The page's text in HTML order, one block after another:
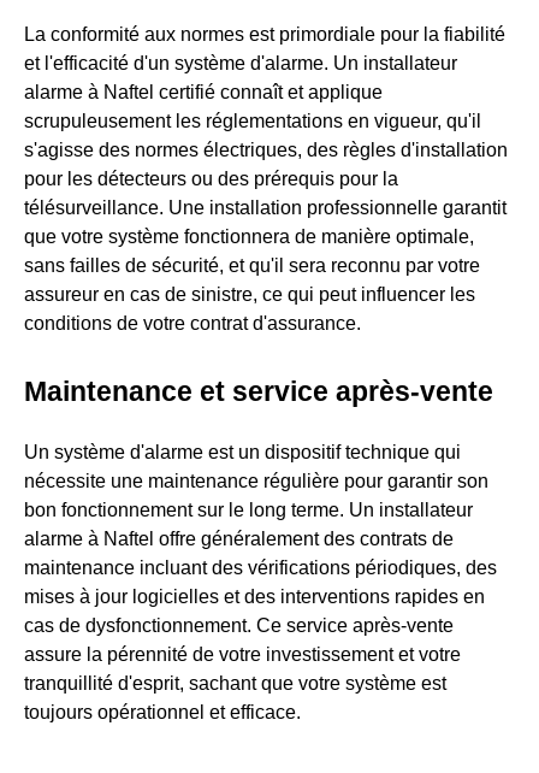
La conformité aux normes est primordiale pour la fiabilité
et l'efficacité d'un système d'alarme. Un installateur
alarme à Naftel certifié connaît et applique
scrupuleusement les réglementations en vigueur, qu'il
s'agisse des normes électriques, des règles d'installation
pour les détecteurs ou des prérequis pour la
télésurveillance. Une installation professionnelle garantit
que votre système fonctionnera de manière optimale,
sans failles de sécurité, et qu'il sera reconnu par votre
assureur en cas de sinistre, ce qui peut influencer les
conditions de votre contrat d'assurance.
Maintenance et service après-vente
Un système d'alarme est un dispositif technique qui
nécessite une maintenance régulière pour garantir son
bon fonctionnement sur le long terme. Un installateur
alarme à Naftel offre généralement des contrats de
maintenance incluant des vérifications périodiques, des
mises à jour logicielles et des interventions rapides en
cas de dysfonctionnement. Ce service après-vente
assure la pérennité de votre investissement et votre
tranquillité d'esprit, sachant que votre système est
toujours opérationnel et efficace.